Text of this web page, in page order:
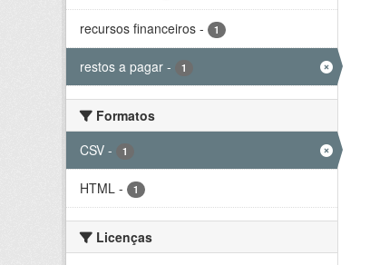
recursos financeiros - 1
restos a pagar - 1
Formatos
CSV - 1
HTML - 1
Licenças